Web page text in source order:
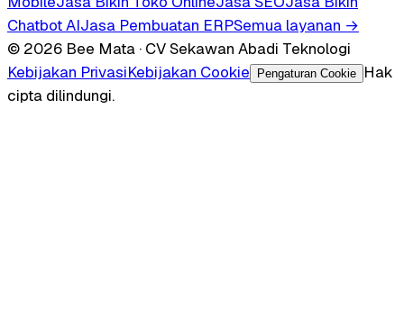
Chatbot AIJasa Pembuatan ERPSemua layanan →
© 2026 Bee Mata · CV Sekawan Abadi Teknologi
Kebijakan PrivasiKebijakan Cookie Pengaturan Cookie
Hak
cipta dilindungi.